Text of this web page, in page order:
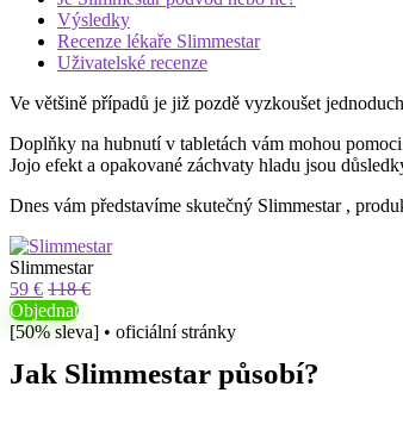
Výsledky
Recenze lékaře Slimmestar
Uživatelské recenze
Ve většině případů je již pozdě vyzkoušet
Doplňky na hubnutí v tabletách vám mohou
Jojo efekt a opakované záchvaty hladu jsou
Dnes vám představíme skutečný Slimmestar,
Slimmestar
59 € 118 €
Objednat
[50% sleva] • oficiální stránky
Jak Slimmestar působí?